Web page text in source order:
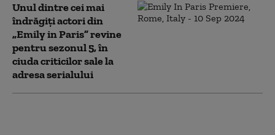
Unul dintre cei mai
îndrăgiți actori din
„Emily in Paris” revine
pentru sezonul 5, în
ciuda criticilor sale la
adresa serialului